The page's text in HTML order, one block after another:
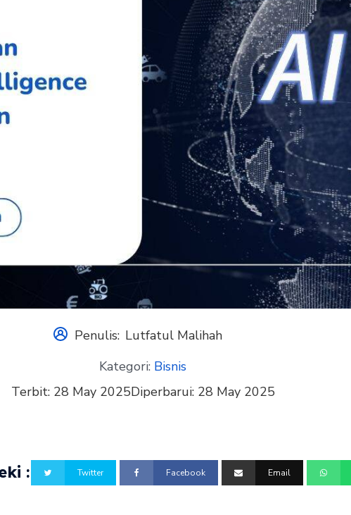
Penulis: Lutfatul Malihah
Kategori: Bisnis
Terbit: 28 May 2025Diperbarui: 28 May 2025
: Twitter Facebook Email